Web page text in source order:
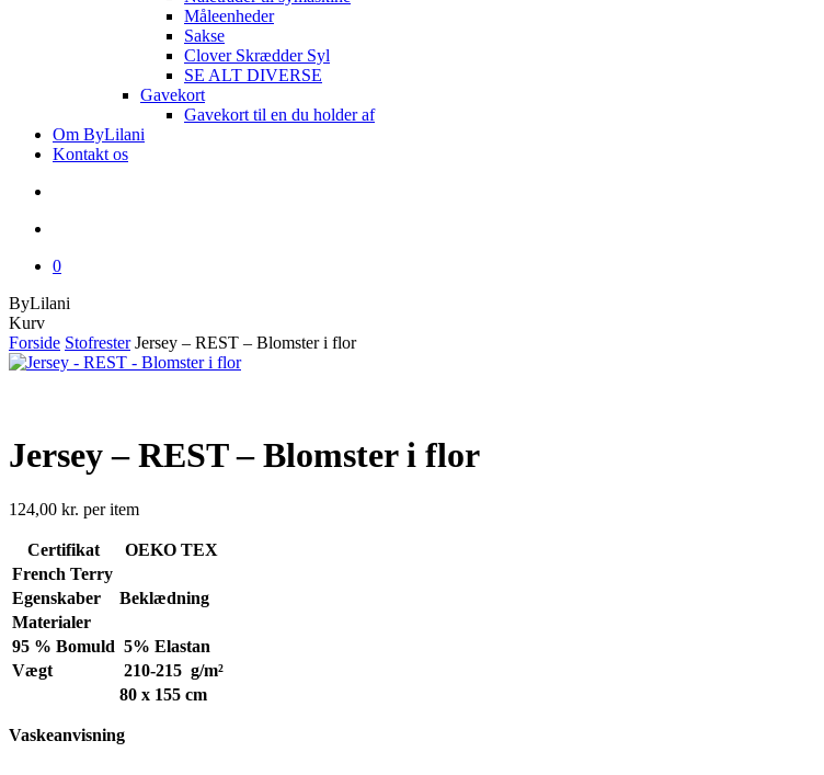
Måleenheder
Sakse
Clover Skrædder Syl
SE ALT DIVERSE
Gavekort
Gavekort til en du holder af
Om ByLilani
Kontakt os
0
ByLilani
KurvClose
Cart
Forside Stofrester Jersey – REST – Blomster i flor
Jersey – REST – Blomster i flor
124,00 kr. per item
Certifikat
OEKO TEX
French Terry
Egenskaber
Beklædning
Materialer
95 % Bomuld 5% Elastan
Vægt
210-215 g/m²
80 x 155 cm
Vaskeanvisning